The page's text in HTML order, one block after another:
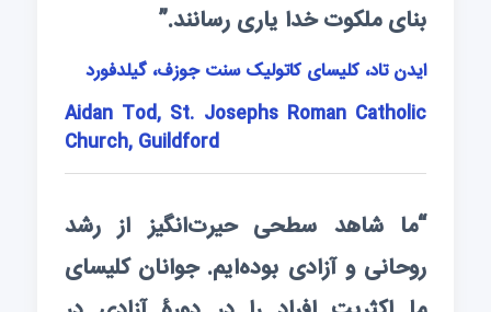
بنای ملکوت خدا یاری رسانند.”
ایدن تاد، کلیسای کاتولیک سنت جوزف، گیلدفورد
Aidan Tod, St. Josephs Roman Catholic
Church, Guildford
“ما شاهد سطحی حیرت‌انگیز از رشد
روحانی و آزادی بوده‌ایم. جوانان کلیسای